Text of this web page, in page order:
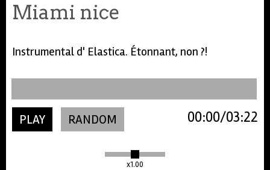
Miami nice
Instrumental d' Elastica. Étonnant, non ?!
PLAY RANDOM
x1.00
03:22
00:00